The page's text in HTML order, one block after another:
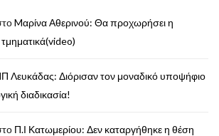
Mαρίνα Αθερινού: Θα προχωρήσει η
Λευκάδας: Διόρισαν τον μοναδικό υποψήφιο
διαδικασία!
Π.Ι Κατωμερίου: Δεν καταργήθηκε η θέση